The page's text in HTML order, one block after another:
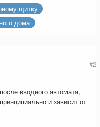
щитку
дома
#2
вводного автомата,
и зависит от